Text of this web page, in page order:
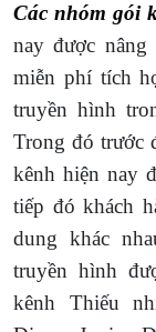
Các nhóm gói
nay được
miễn phí tích
truyền hình
Trong đó trước
kênh hiện nay
tiếp đó khách
dung khác
truyền hình
kênh Thiếu